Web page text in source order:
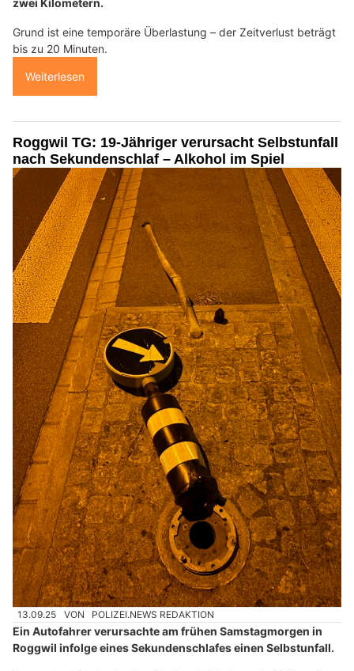
zwei Kilometern.
Grund ist eine temporäre Überlastung – der Zeitverlust beträgt
bis zu 20 Minuten.
Weiterlesen
Roggwil TG: 19-Jähriger verursacht Selbstunfall
nach Sekundenschlaf – Alkohol im Spiel
13.09.25 VON POLIZEI.NEWS REDAKTION
Ein Autofahrer verursachte am frühen Samstagmorgen in
Roggwil infolge eines Sekundenschlafes einen Selbstunfall.